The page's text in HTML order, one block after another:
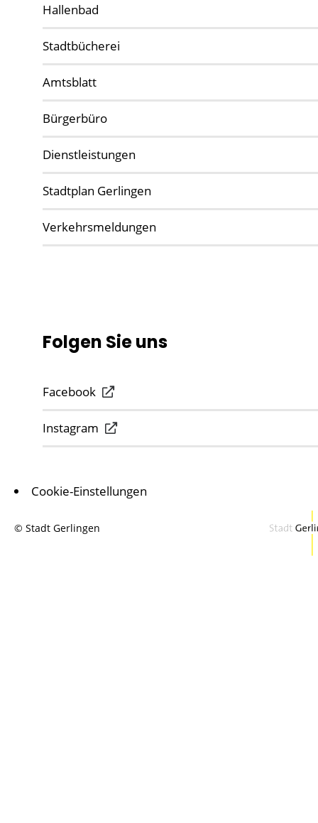
Hallenbad
Stadtbücherei
Amtsblatt
Bürgerbüro
Dienstleistungen
Stadtplan Gerlingen
Verkehrsmeldungen
Folgen Sie uns
Facebook
Instagram
Cookie-Einstellungen
© Stadt Gerlingen